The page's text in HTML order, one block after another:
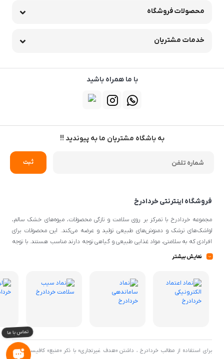
محصولات فروشگاه
خدمات مشتریان
با ما همراه باشید
به باشگاه مشتریان ما به پیوندید !!
فروشگاه اینترنتی خردادرخ
مجموعه خردادرخ با تمرکز بر روی سلامت و تازگی محصولات، میوه‌های خشک سالم،
لواشک‌های ترشک و دمنوش‌های طبیعی تولید و عرضه می‌کند. این محصولات برای
افرادی که به سلامتی، مواد غذایی طبیعی و گیاهی توجه دارند مناسب هستند. با توجه
به اینکه از مواد اولیه طبیعی و کیفیتی برای تهیه محصولات استفاده می‌شود، می‌توانند
نمایش بیشتر
برای استفاده از مطالب خردادرخ ، داشتن «هدف غیرتجاری» با ذکر «منبع» کافیست. تمام